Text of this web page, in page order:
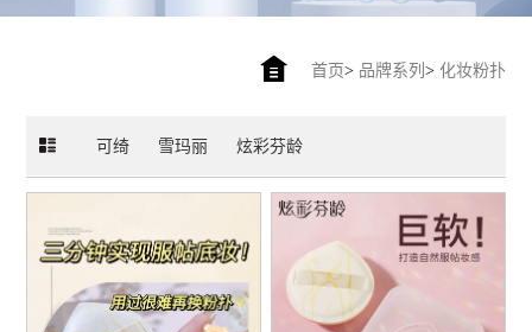
首页> 品牌系列 > 化妆粉扑
可绮 雪玛丽 炫彩芬龄